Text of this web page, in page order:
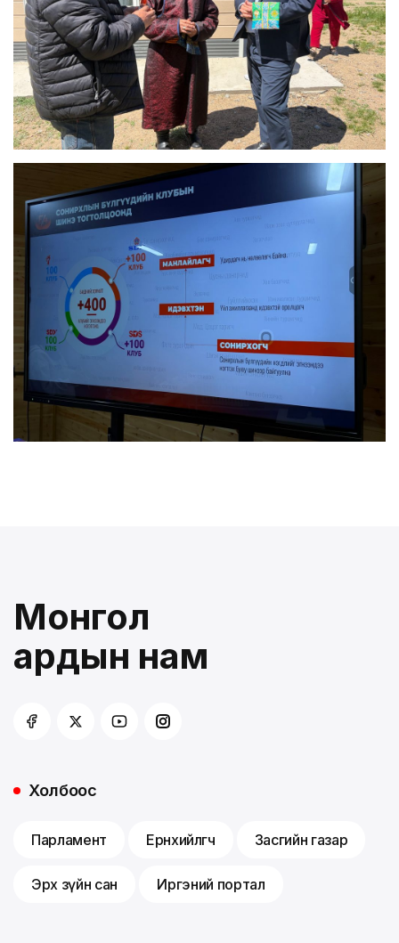
Монгол
ардын нам
Холбоос
Парламент Ерөнхийлөгч Засгийн газар
Эрх зүйн сан Иргэний портал